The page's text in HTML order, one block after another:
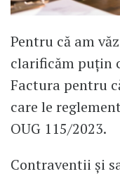
​Pentru că am
clarificăm puțin
Factura pentru
care le
OUG 115/2023.
Contraventii și